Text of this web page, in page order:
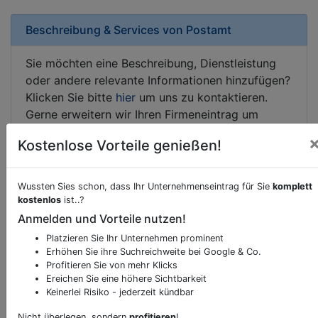
Beschreibung & Services von Postamt
Sie möchten eine Beschreibung, Dienstleistung
oder andere relevante Informationen hinzufügen?
Klicken Sie bitte hier um uns zu kontaktieren.
Gerne erweitern wir Ihren Firmeneintrag um
Ihr Unternehmen anbietet und womit Sie sich von
Ihren Wettbewerbern abheben.
Kartenansicht Ossiacher Zeile 52ain
Kostenlose Vorteile genießen!
Wussten Sies schon, dass Ihr Unternehmenseintrag für Sie komplett
kostenlos ist..?
Anmelden und Vorteile nutzen!
Platzieren Sie Ihr Unternehmen prominent
Erhöhen Sie ihre Suchreichweite bei Google & Co.
Profitieren Sie von mehr Klicks
Ereichen Sie eine höhere Sichtbarkeit
Keinerlei Risiko - jederzeit kündbar